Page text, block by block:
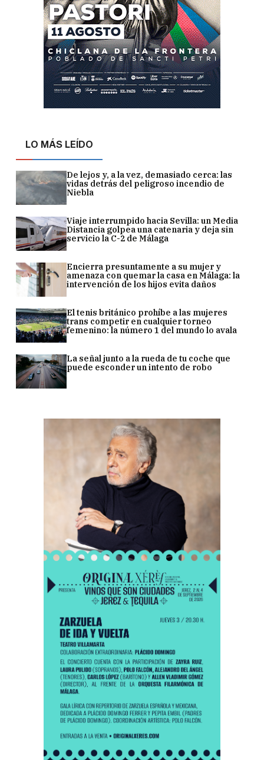
LO MÁS LEÍDO
De lejos y, a la vez, demasiado cerca: las
vidas detrás del peligroso incendio de
Niebla
Viaje interrumpido hacia Sevilla: un Media
Distancia golpea una catenaria y deja sin
servicio la C-2 de Málaga
Encierra presuntamente a su mujer y
amenaza con quemar la casa en Málaga: la
intervención de los hijos evita daños
El tenis británico prohíbe a las mujeres
trans competir en cualquier torneo
femenino: la número 1 del mundo lo avala
La señal junto a la rueda de tu coche que
puede esconder un intento de robo